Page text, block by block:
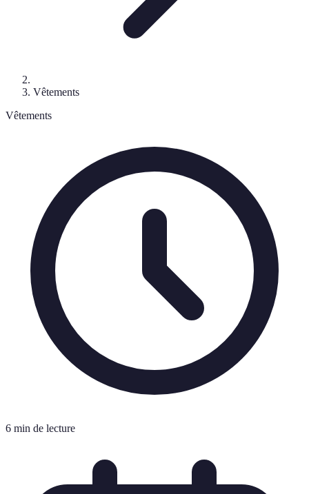
Vêtements
Vêtements
6 min de lecture